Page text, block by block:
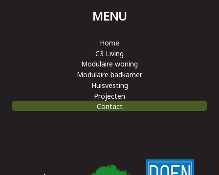
MENU
Home
C3 Living
Modulaire woning
Modulaire badkamer
Huisvesting
Projecten
Contact